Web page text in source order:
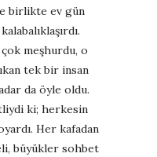
birlikte ev gün
meşhurdu, o
tek bir insan
da öyle oldu.
ki; herkesin
Her kafadan
büyükler sohbet